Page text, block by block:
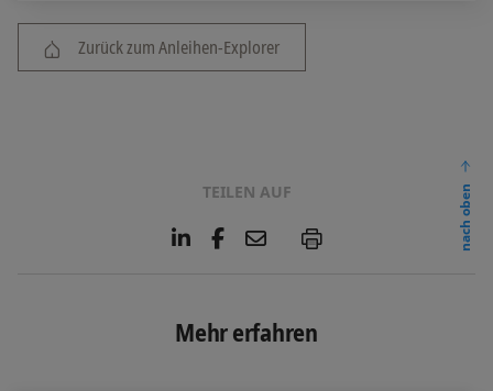
Zurück zum Anleihen-Explorer
TEILEN AUF
L
e
d
F
o
E
l
P
nach oben
Mehr erfahren